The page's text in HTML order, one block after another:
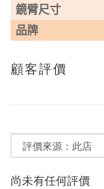
鏡臂尺寸
品牌
顧客評價
尚未有任何評價